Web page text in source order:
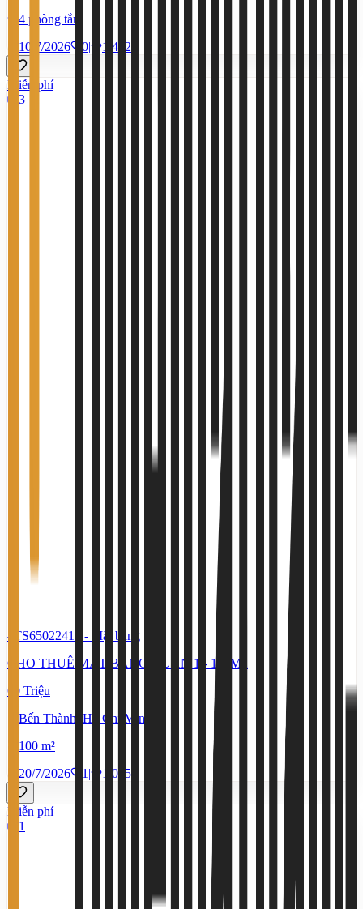
4 phòng tắm
10/7/2026
0| 1.402
Miễn phí
3
#TS65022416 -
Mặt bằng
CHO THUÊ MẶT BẰNG QUẬN 1 - 100M2
60 Triệu
Bến Thành, Hồ Chí Minh
100 m²
20/7/2026
1 | 1.065
Miễn phí
1